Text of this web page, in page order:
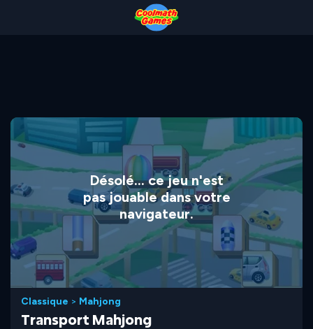
Désolé... ce jeu n'est
pas jouable dans votre
navigateur.
Classique > Mahjong
Transport Mahjong